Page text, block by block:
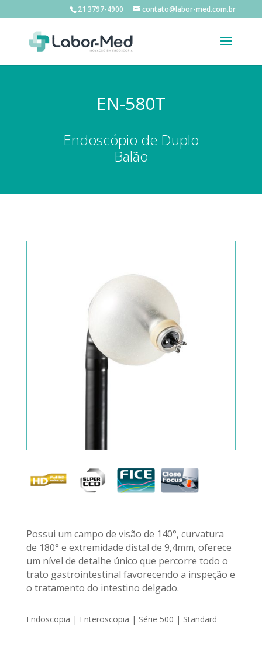
21 3797-4900 contato@labor-med.com.br
EN-580T
Endoscópio de Duplo
Balão
Possui um campo de visão de 140°, curvatura
de 180° e extremidade distal de 9,4mm, oferece
um nível de detalhe único que percorre todo o
trato gastrointestinal favorecendo a inspeção e
o tratamento do intestino delgado.
Endoscopia | Enteroscopia | Série 500 | Standard